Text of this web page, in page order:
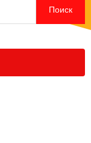
Поиск